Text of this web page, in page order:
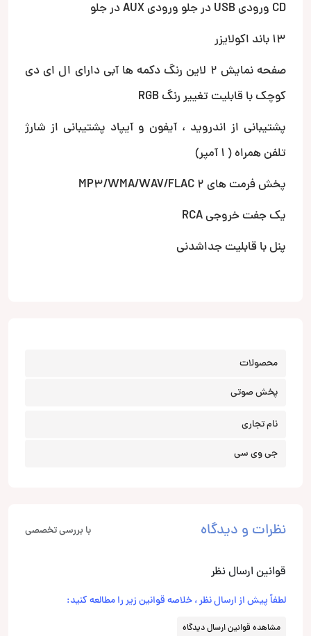
CD ورودی USB در جلو ورودی AUX در جلو
13 باند اکولایزر
صفحه نمایش 2 لاین رنگ دکمه ها آبی دارای ال ای دی
کوچک با قابلیت تغییر رنگ RGB
پشتیبانی از اندروید ، آیفون و آیپاد پشتیبانی از شارژ
تلفن همراه ( 1 آمپر)
پخش فرمت های MP3/WMA/WAV/FLAC 2
یک جفت خروجی RCA
پنل با قابلیت جداشدنی
محصولات
پخش صوتی
نام تجاری
جی وی سی
نظرات و دیدگاه با بررسی تخصصی
قوانین ارسال نظر
لطفاً پیش از ارسال نظر ، خلاصه قوانین زیر را مطالعه کنید:
مشاهده قوانین ارسال دیدگاه